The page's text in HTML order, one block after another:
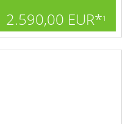
2.590,00 EUR*1